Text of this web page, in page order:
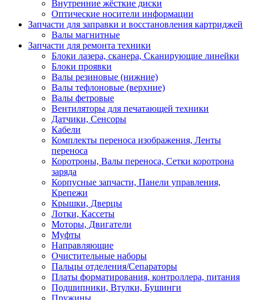
Внутренние жёсткие диски
Оптические носители информации
Запчасти для заправки и восстановления картриджей
Валы магнитные
Запчасти для ремонта техники
Блоки лазера, сканера, Сканирующие линейки
Блоки проявки
Валы резиновые (нижние)
Валы тефлоновые (верхние)
Валы фетровые
Вентиляторы для печатающей техники
Датчики, Сенсоры
Кабели
Комплекты переноса изображения, Ленты
переноса
Коротроны, Валы переноса, Сетки коротрона
заряда
Корпусные запчасти, Панели управления,
Крепежи
Крышки, Дверцы
Лотки, Кассеты
Моторы, Двигатели
Муфты
Направляющие
Очистительные наборы
Пальцы отделения/Сепараторы
Платы форматирования, контроллера, питания
Подшипники, Втулки, Бушинги
Пружины